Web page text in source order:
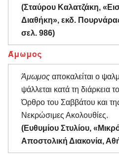
(Σταύρου Καλατζάκη,
Διαθήκη», εκδ.
σελ. 986)
Άμωμος
Άμωμος αποκαλείται ο
ψάλλεται κατά τη διάρκεια
Όρθρο του Σαββάτου και
Νεκρώσιμες Ακολουθίες.
(Ευθυμίου Στυλίου,
Αποστολική Διακονία,